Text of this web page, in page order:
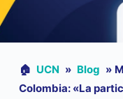
🏠︎ UCN » Blog »
Colombia: «La